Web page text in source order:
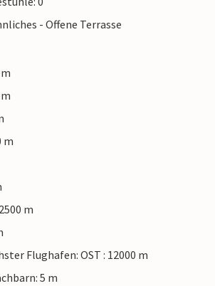
- Offene Terrasse
m
m
Flughafen: OST : 12000 m
5 m